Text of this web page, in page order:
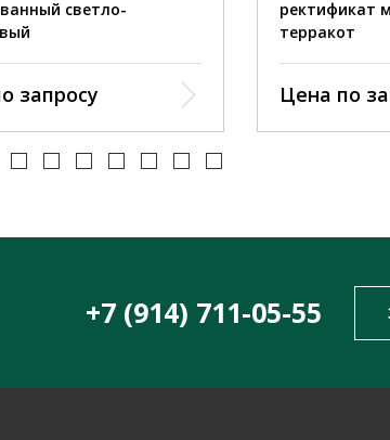
светло-
запросу
ректификат
терракот
Цена по
+7 (914) 711-05-55